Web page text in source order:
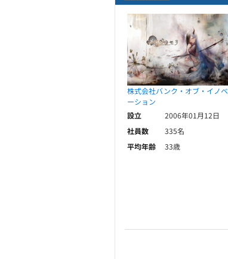
株式会社バンク・オブ・イノベ
ーション
設立
2006年01月12日
社員数
335名
平均年齢
33歳